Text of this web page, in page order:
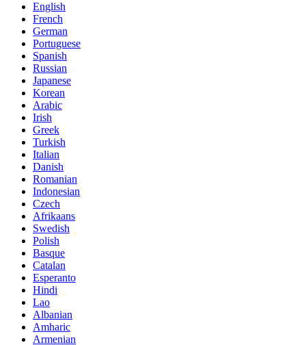
English
French
German
Portuguese
Spanish
Russian
Japanese
Korean
Arabic
Irish
Greek
Turkish
Italian
Danish
Romanian
Indonesian
Czech
Afrikaans
Swedish
Polish
Basque
Catalan
Esperanto
Hindi
Lao
Albanian
Amharic
Armenian